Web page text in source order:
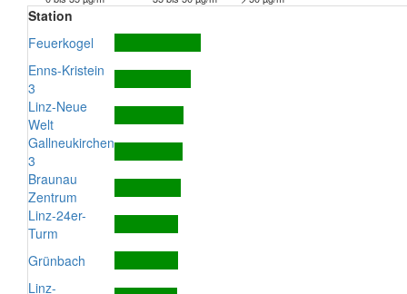
Station
Feuerkogel
Enns-Kristein
3
Linz-Neue
Welt
Gallneukirchen
3
Braunau
Zentrum
Linz-24er-
Turm
Grünbach
Linz-